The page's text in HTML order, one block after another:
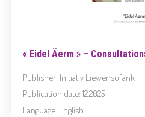
« Eidel Äerm » –
Publisher: Initiativ Liewensufank
Publication date: 12.2025
Language: English